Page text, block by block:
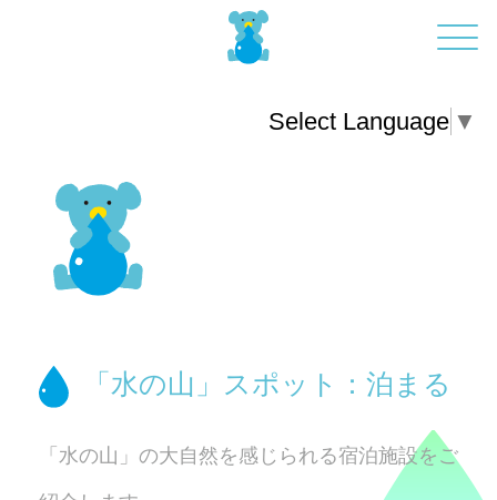
Select Language ▼
「水の山」スポット：泊まる
「水の山」の大自然を感じられる宿泊施設をご